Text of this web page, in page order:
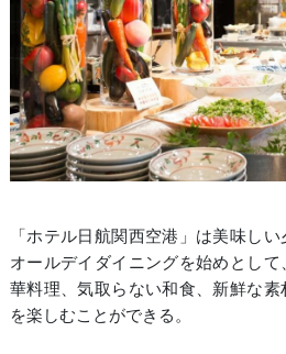
「ホテル日航関西空港」は美味し
オールデイダイニングを始めとし
華料理、気取らない和食、新鮮な
を楽しむことができる。